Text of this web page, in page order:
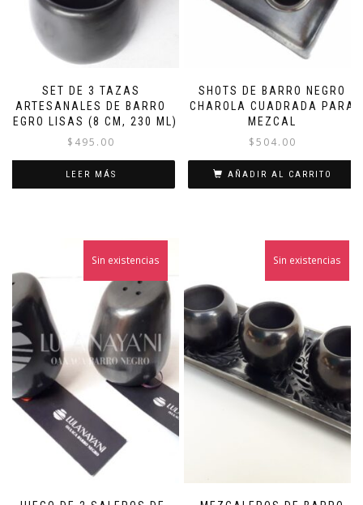
SET DE 3 TAZAS
ARTESANALES DE BARRO
NEGRO LISAS (8 CM, 230 ML)
$ 495.00
LEER MÁS
SHOTS DE BARRO NEGRO
CHAROLA CUADRADA PARA
MEZCAL
$504.00
AÑADIR AL CARRITO
Sin existencias Sin existencias